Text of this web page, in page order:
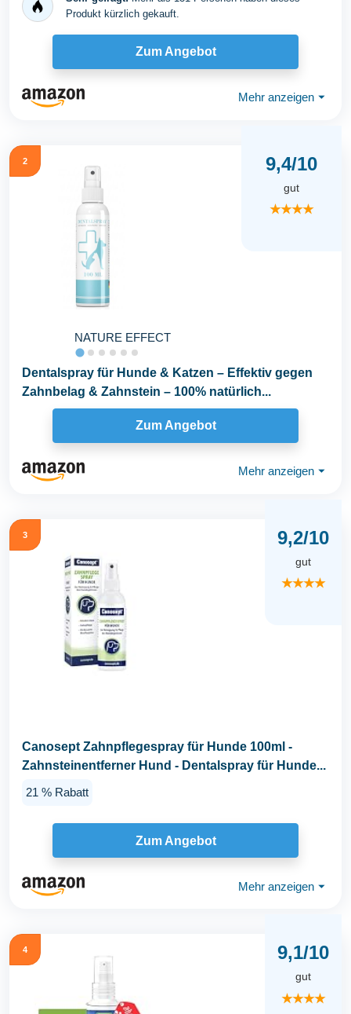
Produkt kürzlich gekauft.
Zum Angebot
Mehr anzeigen ⏷
2
NATURE EFFECT
9,4/10
gut
★★★★
Dentalspray für Hunde & Katzen – Effektiv gegen
Zahnbelag & Zahnstein – 100% natürlich...
Zum Angebot
Mehr anzeigen ⏷
3 9,2/10
gut
★★★★
Canosept Zahnpflegespray für Hunde 100ml -
Zahnsteinentferner Hund - Dentalspray für Hunde...
21 % Rabatt
Zum Angebot
Mehr anzeigen ⏷
4 9,1/10
gut
★★★★